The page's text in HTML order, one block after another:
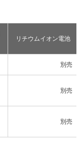
リチウムイオン電池
別売
別売
別売